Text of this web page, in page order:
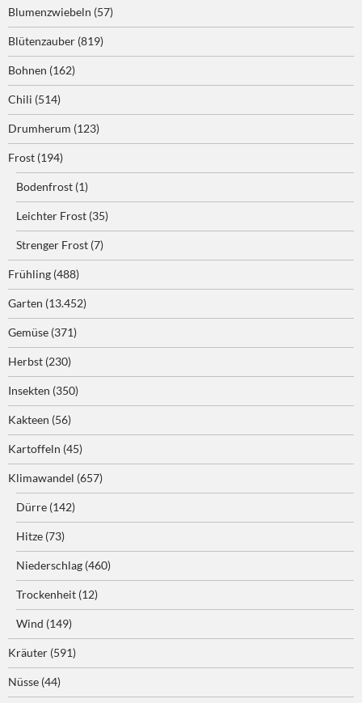
Blumenzwiebeln (57)
Blütenzauber (819)
Bohnen (162)
Chili (514)
Drumherum (123)
Frost (194)
Bodenfrost (1)
Leichter Frost (35)
Strenger Frost (7)
Frühling (488)
Garten (13.452)
Gemüse (371)
Herbst (230)
Insekten (350)
Kakteen (56)
Kartoffeln (45)
Klimawandel (657)
Dürre (142)
Hitze (73)
Niederschlag (460)
Trockenheit (12)
Wind (149)
Kräuter (591)
Nüsse (44)